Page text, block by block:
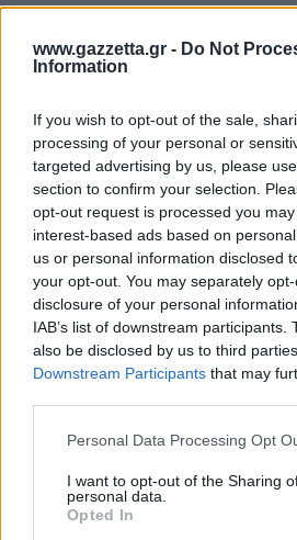
www.gazzetta.gr - Do Not
Information
If you wish to opt-out of the sale,
processing of your personal or
targeted advertising by us, please
section to confirm your selection.
opt-out request is processed you
interest-based ads based on
us or personal information disclosed
your opt-out. You may separately
disclosure of your personal
IAB’s list of downstream participants.
also be disclosed by us to third
Downstream Participants that may
Please note that this website/app
not limited to your visit or usage
grant or deny consent to Google and
use your data for below specified
Personal Data Processing Opt
I want to opt-out of the Sharing
personal data.
Opted In
ΔΙΑΒΑΣΕ ΑΚΟΜΗ:
Νικολόπουλος για την ενδεχόμενη
Σφακιανάκη: «Δεν συμβιβάζεται
δεδομένα» (vid)
Αποκάλυψη Ουγγαρέζου: «Έλαβα
μηνύματα για το θέμα του
Bare beating: H νέα εκνευριστική
μαζικής μεταφοράς που βγάζει